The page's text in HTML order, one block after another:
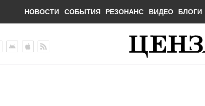
НОВОСТИ СОБЫТИЯ РЕЗОНАНС ВИДЕО БЛОГИ